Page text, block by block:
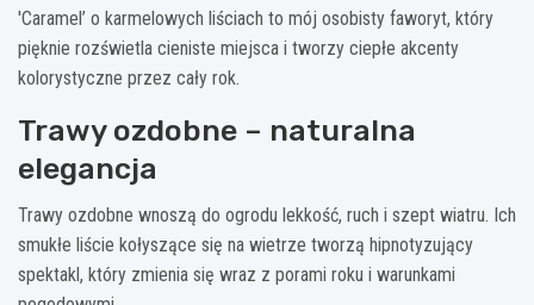
'Caramel’ o karmelowych liściach to mój osobisty faworyt, który
pięknie rozświetla cieniste miejsca i tworzy ciepłe akcenty
kolorystyczne przez cały rok.
Trawy ozdobne – naturalna
elegancja
Trawy ozdobne wnoszą do ogrodu lekkość, ruch i szept wiatru. Ich
smukłe liście kołyszące się na wietrze tworzą hipnotyzujący
spektakl, który zmienia się wraz z porami roku i warunkami